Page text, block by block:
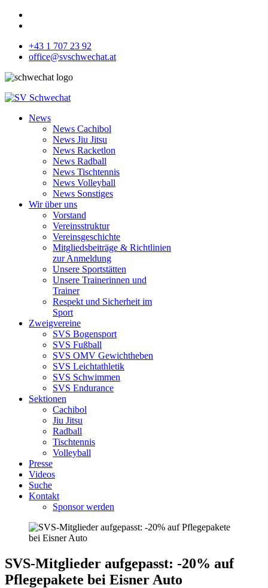
+43 1 707 23 92
office@svschwechat.at
News
News Cachibol
News Jiu Jitsu
News Racketlon
News Radball
News Tischtennis
News Volleyball
News Sonstiges
Wir über uns
Vorstand
Vereinsstruktur
Vereinsgeschichte
Mitgliedsbeiträge & Richtlinien
zur Anmeldung
Unsere Sportstätten
Unsere Trainerinnen und
Trainer
Respekt und Sicherheit im
Sport
Zweigvereine
SVS Bogensport
SVS Fußball
SVS OMV Gewichtheben
SVS Leichtathletik
SVS Schwimmen
SVS Endurance
Sektionen
Cachibol
Jiu Jitsu
Radball
Tischtennis
Volleyball
Presse
Videos
Suche
Kontakt
Sponsor werden
SVS-Mitglieder aufgepasst: -20% auf
Pflegepakete bei Eisner Auto